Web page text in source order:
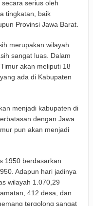
serius oleh
tingkatan, baik
Provinsi Jawa Barat.
merupakan wilayah
sangat luas. Dalam
akan meliputi 18
ada di Kabupaten
menjadi kabupaten di
dengan Jawa
pun akan menjadi
1950 berdasarkan
Adapun hari jadinya
wilayah 1.070,29
412 desa, dan
tergolong sangat